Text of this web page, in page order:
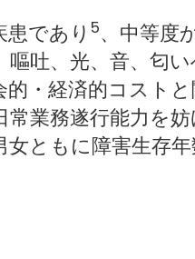
であり 5、中等度
嘔吐、光、音、匂
的・経済的コスト
常業務遂行能力を
女ともに障害生存